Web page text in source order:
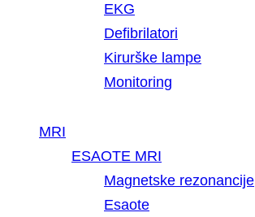
EKG
Defibrilatori
Kirurške lampe
Monitoring
MRI
ESAOTE MRI
Magnetske rezonancije
Esaote